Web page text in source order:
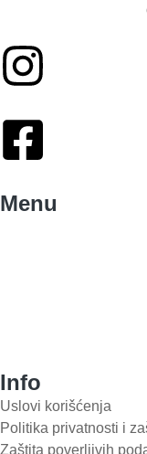
Menu
Info
Uslovi korišćenja
Politika privatnosti i
Zaštita poverljivih